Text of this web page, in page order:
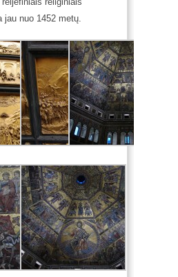
nuo 1452 metų.